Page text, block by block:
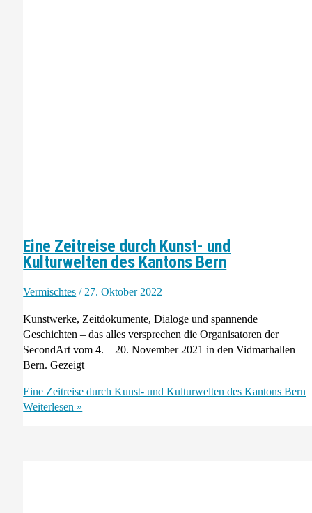
Eine Zeitreise durch Kunst- und
Kulturwelten des Kantons Bern
Vermischtes /27. Oktober 2022
Kunstwerke, Zeitdokumente, Dialoge und spannende
Geschichten – das alles versprechen die Organisatoren der
SecondArt vom 4. – 20. November 2021 in den Vidmarhallen
Bern. Gezeigt
Eine Zeitreise durch Kunst- und Kulturwelten des Kantons Bern
Weiterlesen »